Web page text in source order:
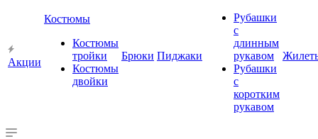
Акции
Костюмы
Костюмы
тройки
Костюмы
двойки
Брюки Пиджаки
Рубашки
с
длинным
рукавом
Рубашки
с
коротким
рукавом